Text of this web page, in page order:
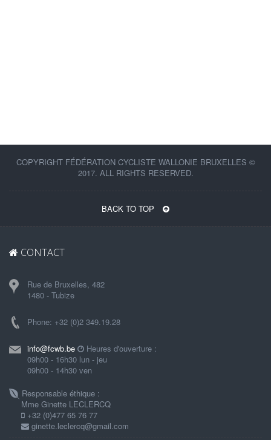
COPYRIGHT FÉDÉRATION CYCLISTE WALLONIE BRUXELLES ©
2017. ALL RIGHTS RESERVED.
BACK TO TOP
CONTACT
Rue de Bruxelles, 482
1480 - Tubize
Phone: +32 (0)2 349.19.28
info@fcwb.be
Heures d'ouverture :
09h00 - 16h30 lun - jeu
09h00 - 14h30 ven
Responsable éthique :
Mme Ginette LECLERCQ
+32 (0)477 65 76 77
ginette.leclercq@gmail.com